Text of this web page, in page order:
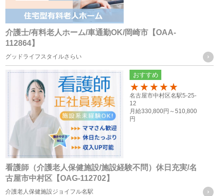
範囲内で個人情報の取扱いの全部又は一部を委託する場合
個人情報の共同利用
当社は、お客様から取得した個人情報を、下記に記載したグ
ループ会社間で共同利用をする場合があります。
共同利用するものの範囲
・株式会社F.T.S
・株式会社フォーテック.プロ
共同利用する個人情報の項目及び利用目的
従業員員や登録スタッフの方の個人情報
・人事労務管理に関わる諸手続き（年金、労働保険等）を行
介護士/有料老人ホーム/車通勤OK/岡崎市【OAA-
112864】
グッドライフスタイルさらい
看護師（介護老人保健施設/施設経験不問）休日充実/名
古屋市中村区【OAG-112702】
介護老人保健施設ジョイフル名駅
おすすめ
100
名古屋市中村区名駅5-25-
12
月給330,800円～510,800
円